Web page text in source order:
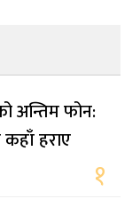
अन्तिम फोन:
हराए
१